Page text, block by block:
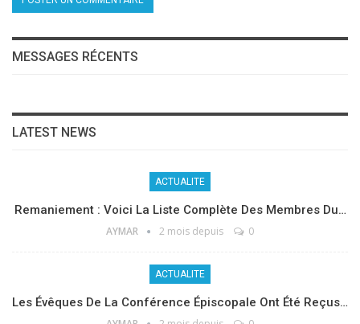
MESSAGES RÉCENTS
LATEST NEWS
ACTUALITE
Remaniement : Voici La Liste Complète Des Membres Du…
AYMAR 2 mois depuis 0
ACTUALITE
Les Évêques De La Conférence Épiscopale Ont Été Reçus…